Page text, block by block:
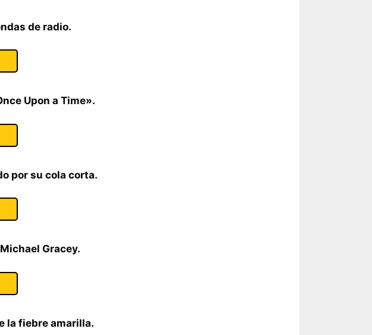
de radio.
Upon a Time».
por su cola corta.
Gracey.
la fiebre amarilla.